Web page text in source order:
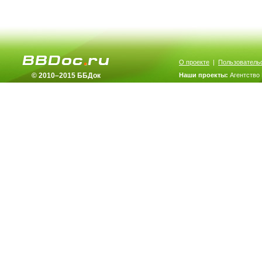
© 2010–2015 ББДок
О проекте |
Наши проекты: